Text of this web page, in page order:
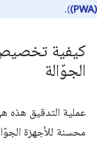
(PWA)
).
كيفية
الجوّالة
عملية التدقيق هذه
محسنة للأجهزة